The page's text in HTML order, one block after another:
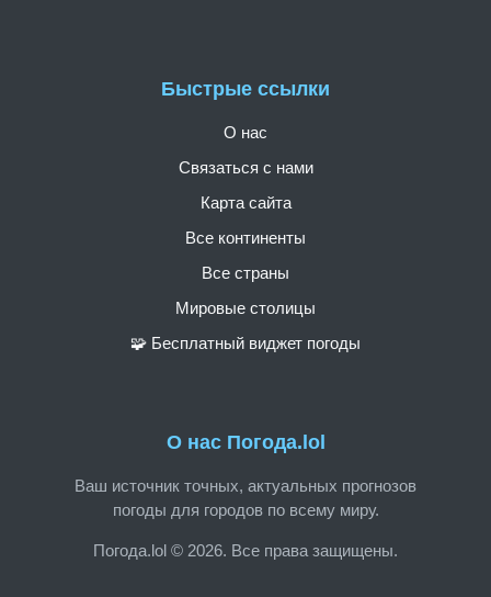
О нас Погода.lol
Ваш источник точных, актуальных прогнозов
погоды для городов по всему миру.
Погода.lol © 2026. Все права защищены.
Быстрые ссылки
О нас
Связаться с нами
Карта сайта
Все континенты
Все страны
Мировые столицы
🧩 Бесплатный виджет погоды